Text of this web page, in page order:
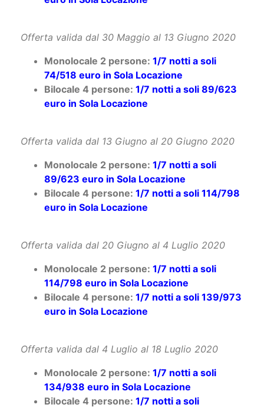
Monolocale 2 persone: 1/7 notti a soli
74/518 euro in Sola Locazione
Bilocale 4 persone: 1/7 notti a soli 89/623
euro in Sola Locazione
Monolocale 2 persone: 1/7 notti a soli
89/623 euro in Sola Locazione
Bilocale 4 persone:1/7 notti a soli 114/798
euro in Sola Locazione
Monolocale 2 persone: 1/7 notti a soli
114/798 euro in Sola Locazione
Bilocale 4 persone:1/7 notti a soli 139/973
euro in Sola Locazione
Monolocale 2 persone: 1/7 notti a soli
134/938 euro in Sola Locazione
Bilocale 4 persone:1/7 notti a soli
159/1113 euro in Sola Locazione